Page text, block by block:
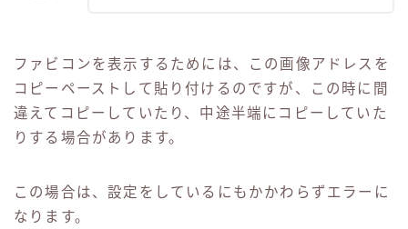
ファビコンを表示するためには、この画像アドレスを
コピーペーストして貼り付けるのですが、この時に間
違えてコピーしていたり、中途半端にコピーしていた
りする場合があります。
この場合は、設定をしているにもかかわらずエラーに
なります。